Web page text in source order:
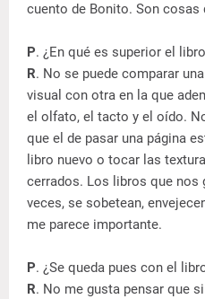
cuento de Bonito. Son cosas
P. ¿En qué es superior el
R. No se puede comparar
visual con otra en la que
el olfato, el tacto y el oído.
que el de pasar una página
libro nuevo o tocar las
cerrados. Los libros que nos
veces, se sobetean,
me parece importante.
P. ¿Se queda pues con el
R. No me gusta pensar que